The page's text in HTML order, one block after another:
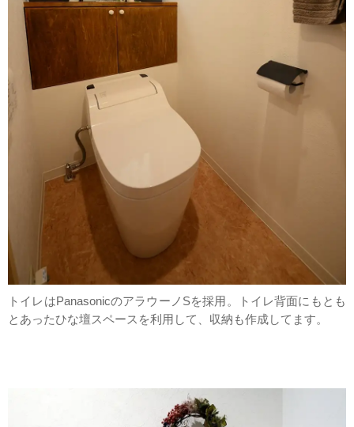
トイレはPanasonicのアラウーノSを採用。トイレ背面にもとも
とあったひな壇スペースを利用して、収納も作成してます。